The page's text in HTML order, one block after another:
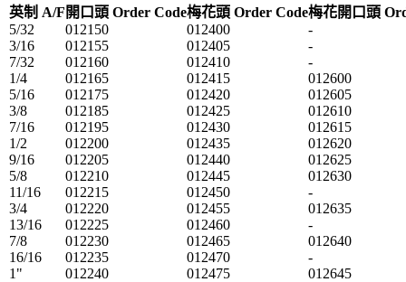
英制 A/F 開口頭 Order Code梅花頭 Order Code梅花開口頭
5/32
012150 012400
-
3/16
012155 012405
-
7/32
012160 012410
-
1/4
012165 012415
012600
5/16
012175 012420
012605
3/8
012185 012425
012610
7/16
012195 012430
012615
1/2
012200 012435
012620
9/16
012205 012440
012625
5/8
012210 012445
012630
11/16
012215 012450
-
3/4
012220 012455
012635
13/16
012225 012460
-
7/8
012230 012465
012640
16/16
012235 012470
-
1"
012240 012475 012645